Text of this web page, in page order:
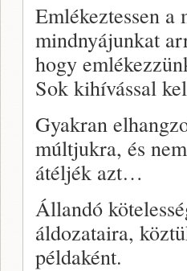
Emlékeztessen
mindnyájunkat
hogy
Sok kihívással
Gyakran
múltjukra, és
átéljék azt…
Állandó
áldozataira,
példaként.